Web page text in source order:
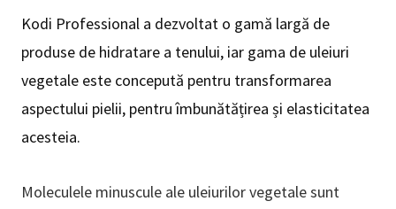
Kodi Professional a dezvoltat o gamă largă de
produse de hidratare a tenului, iar gama de uleiuri
vegetale este concepută pentru transformarea
aspectului pielii, pentru îmbunătățirea și elasticitatea
acesteia.
Moleculele minuscule ale uleiurilor vegetale sunt